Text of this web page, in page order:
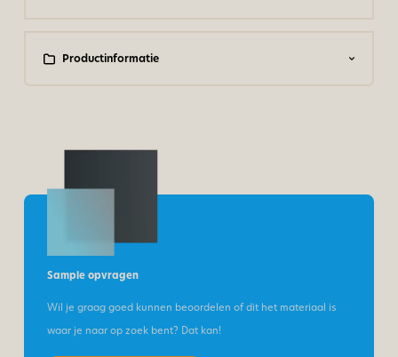
Productinformatie
Sample opvragen
Wil je graag goed kunnen beoordelen of dit het materiaal is
waar je naar op zoek bent? Dat kan!